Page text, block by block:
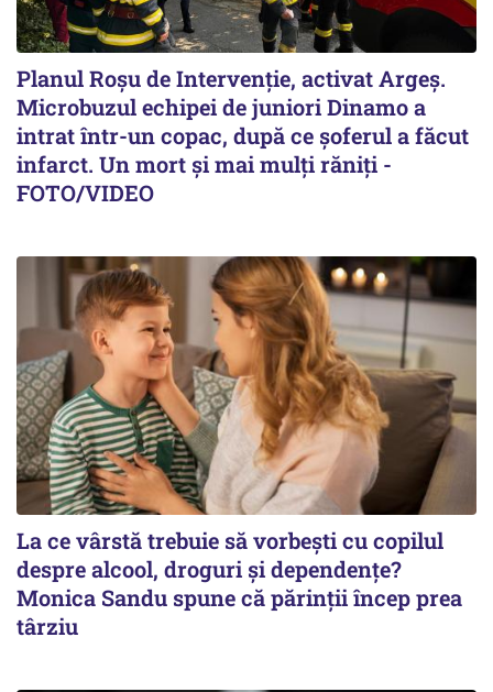
Planul Roşu de Intervenţie, activat Argeş.
Microbuzul echipei de juniori Dinamo a
intrat într-un copac, după ce șoferul a făcut
infarct. Un mort și mai mulți răniți -
FOTO/VIDEO
La ce vârstă trebuie să vorbești cu copilul
despre alcool, droguri și dependențe?
Monica Sandu spune că părinții încep prea
târziu